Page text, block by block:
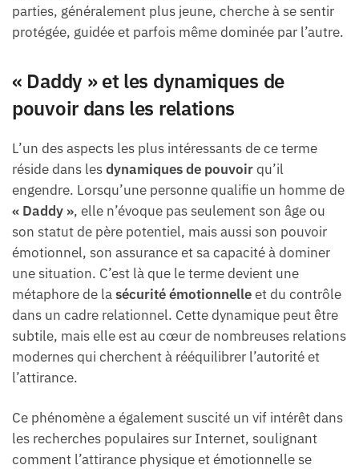
parties, généralement plus jeune, cherche à se sentir
protégée, guidée et parfois même dominée par l’autre.
« Daddy » et les dynamiques de
pouvoir dans les relations
L’un des aspects les plus intéressants de ce terme
réside dans lesdynamiques de pouvoirqu’il
engendre. Lorsqu’une personne qualifie un homme de
« Daddy », elle n’évoque pas seulement son âge ou
son statut de père potentiel, mais aussi son pouvoir
émotionnel, son assurance et sa capacité à dominer
une situation. C’est là que le terme devient une
métaphore de lasécurité émotionnelleet du contrôle
dans un cadre relationnel. Cette dynamique peut être
subtile, mais elle est au cœur de nombreuses relations
modernes qui cherchent à rééquilibrer l’autorité et
l’attirance.
Ce phénomène a également suscité un vif intérêt dans
les recherches populaires sur Internet, soulignant
comment l’attirance physique et émotionnelle se